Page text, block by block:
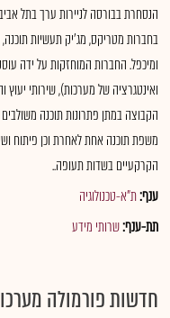
ומיכפל. החברות המוחזקות על ידה
ואינטגרציה של מערכות), שירותי יעוץ
הקבוצה במתן פתרונות תוכנה
משפת תוכנה אחת לאחרת וכן פיתוח
הקרקעיים בשדות תעופה..
ענף:ת"א-טכנולוגיה
תת-ענף:שרותי מידע
חדשות פורמולה